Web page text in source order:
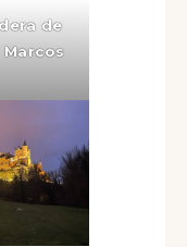
de
Marcos